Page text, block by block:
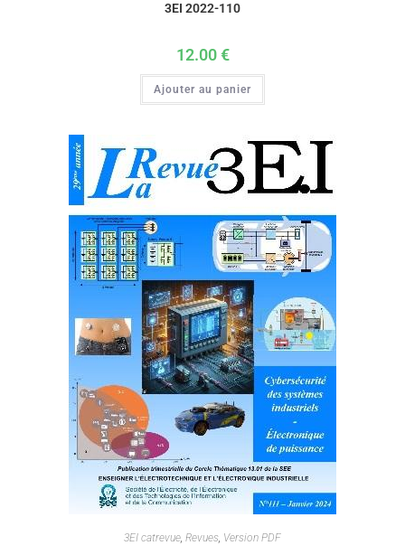
3EI 2022-110
12.00€
Ajouter au panier
3EI catrevue Revues Version PDF